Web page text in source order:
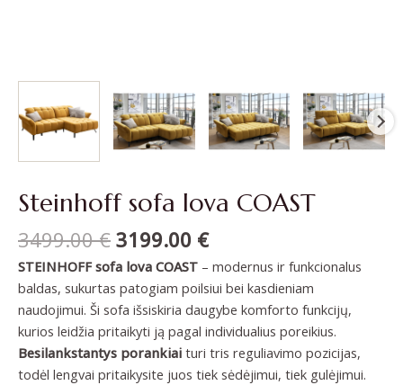
Steinhoff sofa lova COAST
3499.00€ 3199.00 €
STEINHOFF sofa lova COAST – modernus ir funkcionalus
baldas, sukurtas patogiam poilsiui bei kasdieniam
naudojimui. Ši sofa išsiskiria daugybe komforto funkcijų,
kurios leidžia pritaikyti ją pagal individualius poreikius.
Besilankstantys porankiai turi tris reguliavimo pozicijas,
todėl lengvai pritaikysite juos tiek sėdėjimui, tiek gulėjimui.